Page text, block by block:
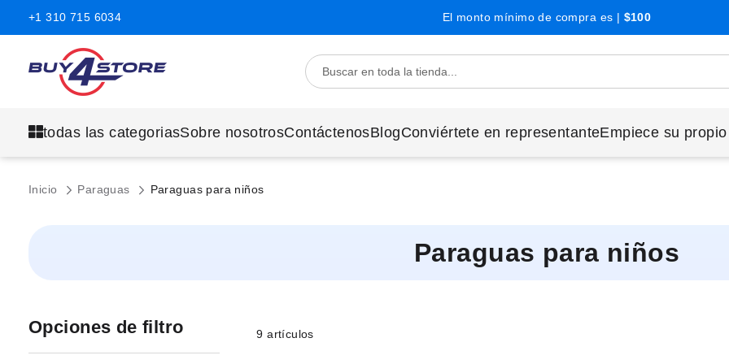
+1 310 715 6034 El monto mínimo de compra es | $100
todas las categoriasSobre nosotrosContáctenosBlogConviértete en representanteEmpiece su
Inicio Paraguas Paraguas para niños
Paraguas para niños
9 artículos
Opciones de filtro